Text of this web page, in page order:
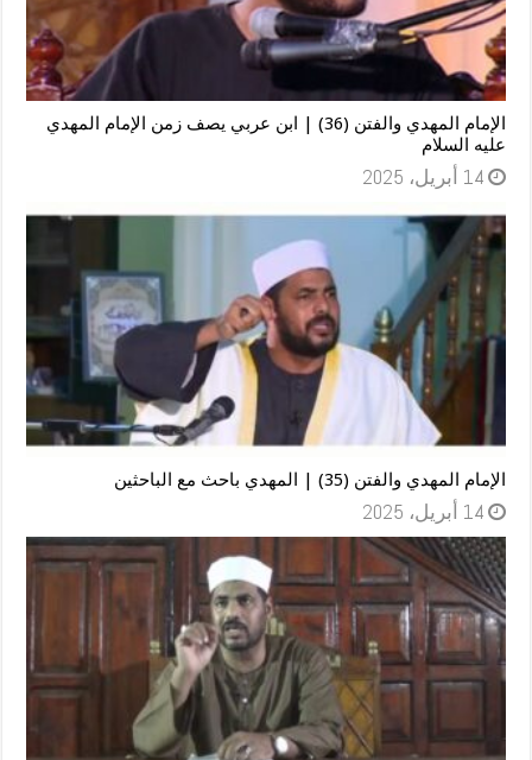
الإمام المهدي والفتن (36) | ابن عربي يصف زمن الإمام المهدي
عليه السلام
14 أبريل، 2025
الإمام المهدي والفتن (35) | المهدي باحث مع الباحثين
14 أبريل، 2025